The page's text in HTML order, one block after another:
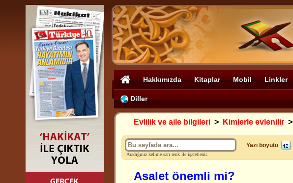
Hakkımızda Kitaplar Mobil Linkler
Diller
Evlilik ve aile bilgileri > Kimlerle evlenilir >
Aradığınız kelime sarı renk ile işaretlenir.
Yazı boyutu
Asalet önemli mi?